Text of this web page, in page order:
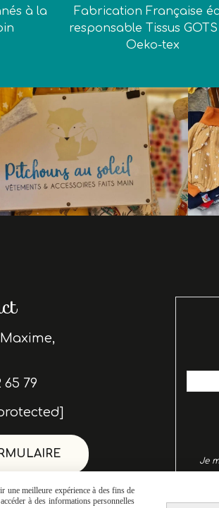
à la
Fabrication Française
responsable Tissus
Oeko-tex
65 79
Je
une meilleure expérience à des fins de
à des informations personnelles